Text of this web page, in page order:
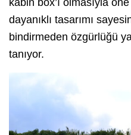
dayanıklı tasarımı
bindirmeden özgürlüğü
tanıyor.